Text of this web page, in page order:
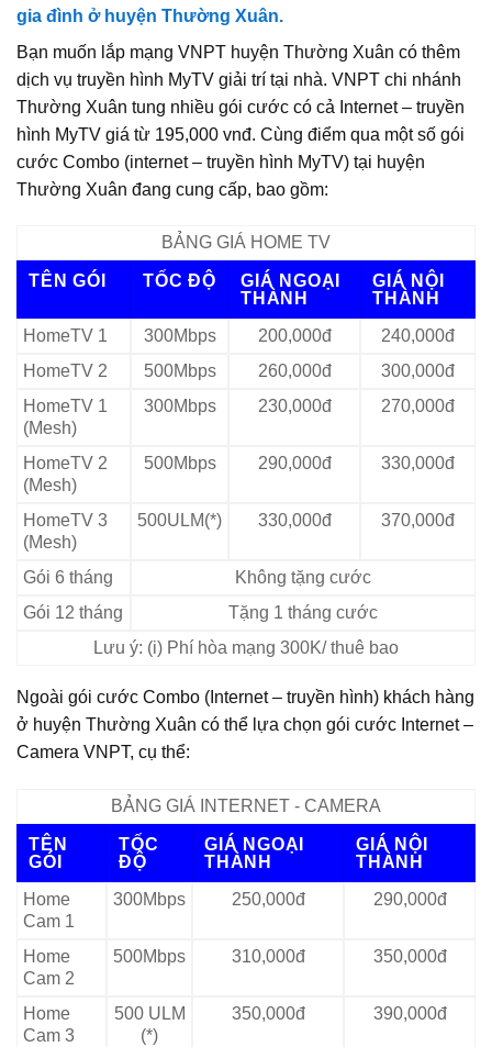
gia đình ở huyện Thường Xuân.
Bạn muốn lắp mạng VNPT huyện Thường Xuân có thêm
dịch vụ truyền hình MyTV giải trí tại nhà. VNPT chi nhánh
Thường Xuân tung nhiều gói cước có cả Internet – truyền
hình MyTV giá từ 195,000 vnđ. Cùng điểm qua một số gói
cước Combo (internet – truyền hình MyTV) tại huyện
Thường Xuân đang cung cấp, bao gồm:
BẢNG GIÁ HOME TV
TÊN GÓI TỐC ĐỘ
GIÁ NGOẠI
THÀNH
GIÁ NỘI
THÀNH
HomeTV 1
300Mbps 200,000đ
240,000đ
HomeTV 2
500Mbps 260,000đ
300,000đ
HomeTV 1
(Mesh)
300Mbps 230,000đ 270,000đ
HomeTV 2
(Mesh)
500Mbps 290,000đ 330,000đ
HomeTV 3
(Mesh)
500ULM(*) 330,000đ 370,000đ
Gói 6 tháng
Không tặng cước
Gói 12 tháng
Tặng 1 tháng cước
Lưu ý: (i) Phí hòa mạng 300K/ thuê bao
Ngoài gói cước Combo (Internet – truyền hình) khách hàng
ở huyện Thường Xuân có thể lựa chọn gói cước Internet –
Camera VNPT, cụ thể:
BẢNG GIÁ INTERNET - CAMERA
TÊN
GÓI
TỐC
ĐỘ
GIÁ NGOẠI
THÀNH
GIÁ NỘI
THÀNH
Home
Cam 1
300Mbps 250,000đ 290,000đ
Home
Cam 2
500Mbps 310,000đ 350,000đ
Home
Cam 3
500 ULM
(*)
350,000đ 390,000đ